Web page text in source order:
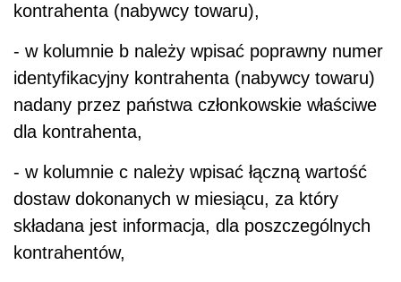
kontrahenta (nabywcy towaru),
- w kolumnie b należy wpisać poprawny numer
identyfikacyjny kontrahenta (nabywcy towaru)
nadany przez państwa członkowskie właściwe
dla kontrahenta,
- w kolumnie c należy wpisać łączną wartość
dostaw dokonanych w miesiącu, za który
składana jest informacja, dla poszczególnych
kontrahentów,